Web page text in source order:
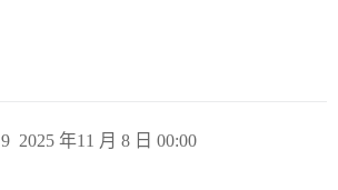
2025 年11 月 8 日 00:00
9